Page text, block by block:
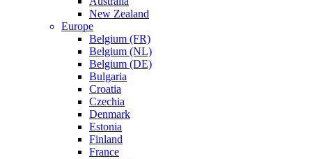
New Zealand
Europe
Belgium (FR)
Belgium (NL)
Belgium (DE)
Bulgaria
Croatia
Czechia
Denmark
Estonia
Finland
France